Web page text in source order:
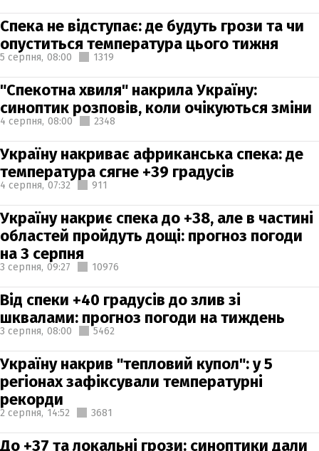
Спека не відступає: де будуть грози та чи
опуститься температура цього тижня
5 серпня, 08:00 1319
"Спекотна хвиля" накрила Україну:
синоптик розповів, коли очікуються зміни
4 серпня, 08:00 2348
Україну накриває африканська спека: де
температура сягне +39 градусів
4 серпня, 07:32 911
Україну накриє спека до +38, але в частині
областей пройдуть дощі: прогноз погоди
на 3 серпня
3 серпня, 09:27 10976
Від спеки +40 градусів до злив зі
шквалами: прогноз погоди на тиждень
3 серпня, 08:00 5462
Україну накрив "тепловий купол": у 5
регіонах зафіксували температурні
рекорди
2 серпня, 14:52 3681
До +37 та локальні грози: синоптики дали